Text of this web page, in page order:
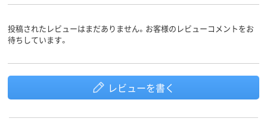
投稿されたレビューはまだありません。お客様のレビューコメントをお
待ちしています。
レビューを書く